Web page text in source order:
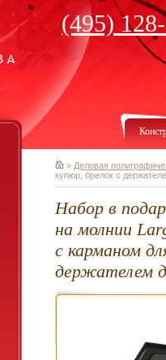
(495)
> Деловая
купюр, брелок с
Набор в
на молнии
с карманом
держателем